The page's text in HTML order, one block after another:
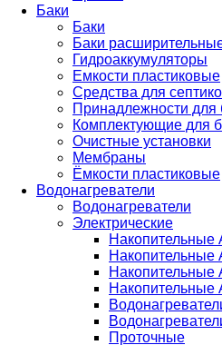
Баки
Баки
Баки
Гидроаккумуляторы
Емкости пластиковые
Средства для
Принадлежности для
Комплектующие для
Очистные установки
Мембраны
Ёмкости пластиковые
Водонагреватели
Водонагреватели
Электрические
Накопительные
Накопительные
Проточные